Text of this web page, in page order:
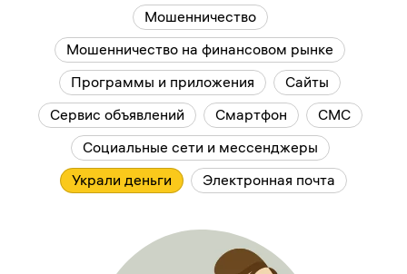
Мошенничество
Мошенничество на финансовом рынке
Программы и приложения
Сайты
Сервис объявлений
Смартфон
СМС
Социальные сети и мессенджеры
Украли деньги
Электронная почта